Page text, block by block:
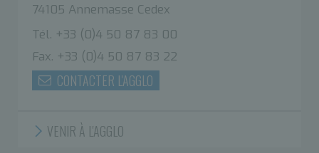
74105 Annemasse Cedex
Tél. +33 (0)4 50 87 83 00
Fax. +33 (0)4 50 87 83 22
CONTACTER L'AGGLO
VENIR À L'AGGLO